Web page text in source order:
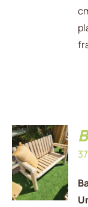
AJOUTER
AU
PANIER
/
DÉTAILS